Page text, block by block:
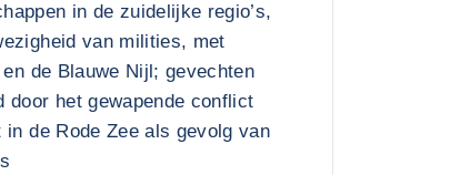
in de zuidelijke regio’s,
van milities, met
de Blauwe Nijl; gevechten
door het gewapende conflict
de Rode Zee als gevolg van